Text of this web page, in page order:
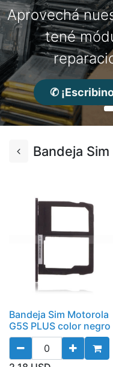
Aprovechá
tené
✆
Bandeja Sim
Bandeja Sim Motorola
G5S PLUS color negro